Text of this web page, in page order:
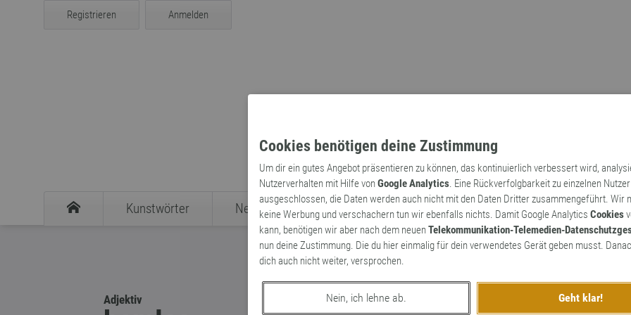
Cookies benötigen deine Zustimmung
Um dir ein gutes Angebot präsentieren zu können, das kontinuierlich verbessert wird,
Nutzerverhalten mit Hilfe vonGoogle Analytics. Eine Rückverfolgbarkeit zu einzelnen
ausgeschlossen, die Daten werden auch nicht mit den Daten Dritter zusammengeführt. Wir
keine Werbung und verschachern tun wir ebenfalls nichts. Damit Google Analytics Cookies
kann, benötigen wir aber nach dem neuenTelekommunikation-Telemedien-
nun deine Zustimmung. Die du hier einmalig für dein verwendetes Gerät geben musst.
dich auch nicht weiter, versprochen.
Nein, ich lehne ab. Geht klar!
Registrieren Anmelden
Kunstwörter Neologismen Archaismen Markennamen
Adjektiv